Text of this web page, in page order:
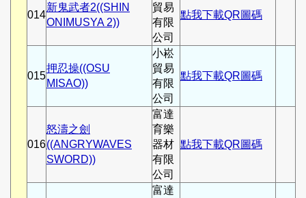
014
新鬼武者2((SHIN
ONIMUSYA 2))
貿易
有限
公司
點我下載QR圖碼
015
押忍操((OSU
MISAO))
小崧
貿易
有限
公司
點我下載QR圖碼
016
怒濤之劍
((ANGRYWAVES
SWORD))
富達
育樂
器材
有限
公司
點我下載QR圖碼
富達